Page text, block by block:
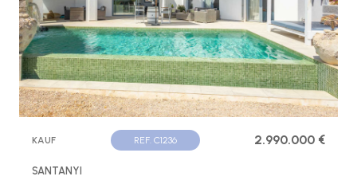
KAUF REF. C1236 2.990.000 €
SANTANYI